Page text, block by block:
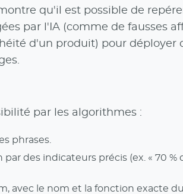
qu'il est possible de
par l'IA (comme de fausses
d'un produit) pour déployer
par les algorithmes :
phrases.
des indicateurs précis (ex. « 70
avec le nom et la fonction exacte